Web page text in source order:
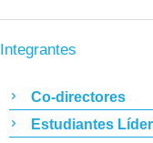
Integrantes
Co-directores
Estudiantes